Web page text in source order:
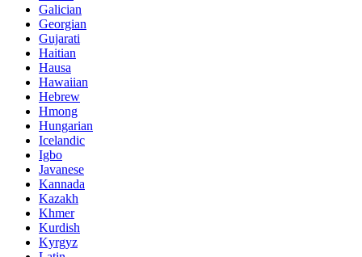
Galician
Georgian
Gujarati
Haitian
Hausa
Hawaiian
Hebrew
Hmong
Hungarian
Icelandic
Igbo
Javanese
Kannada
Kazakh
Khmer
Kurdish
Kyrgyz